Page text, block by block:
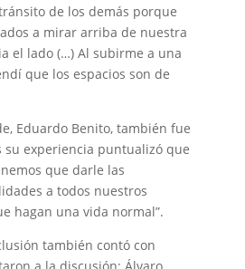
de los demás porque
a mirar arriba de nuestra
el lado (…) Al subirme a una
que los espacios son de
Eduardo Benito, también fue
experiencia puntualizó que
que darle las
a todos nuestros
hagan una vida normal”.
también contó con